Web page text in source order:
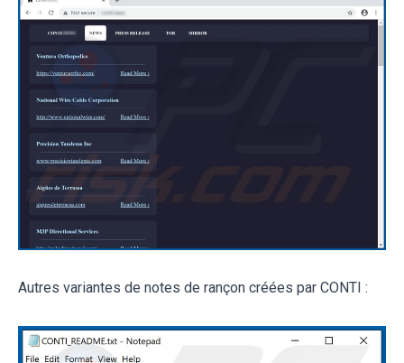
Autres variantes de notes de rançon créées par CONTI :